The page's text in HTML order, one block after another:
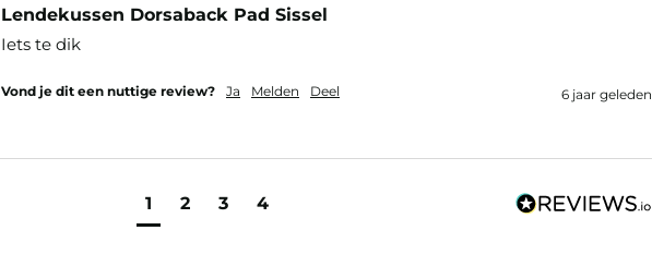
Lendekussen Dorsaback Pad Sissel
Iets te dik
Vond je dit een nuttige review? Ja Melden Deel 6 jaar geleden
1 2 3 4